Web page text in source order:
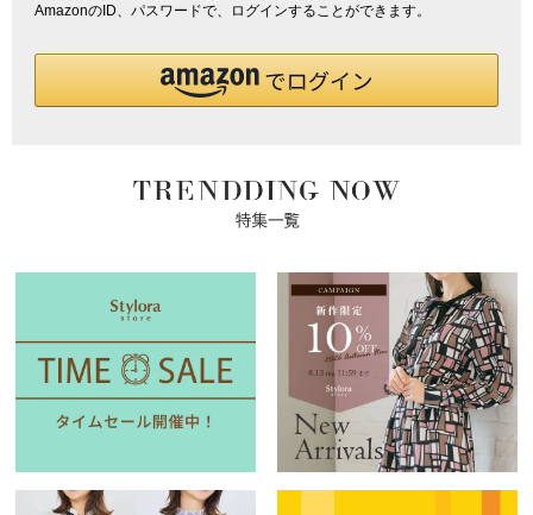
AmazonのID、パスワードで、ログインすることができます。